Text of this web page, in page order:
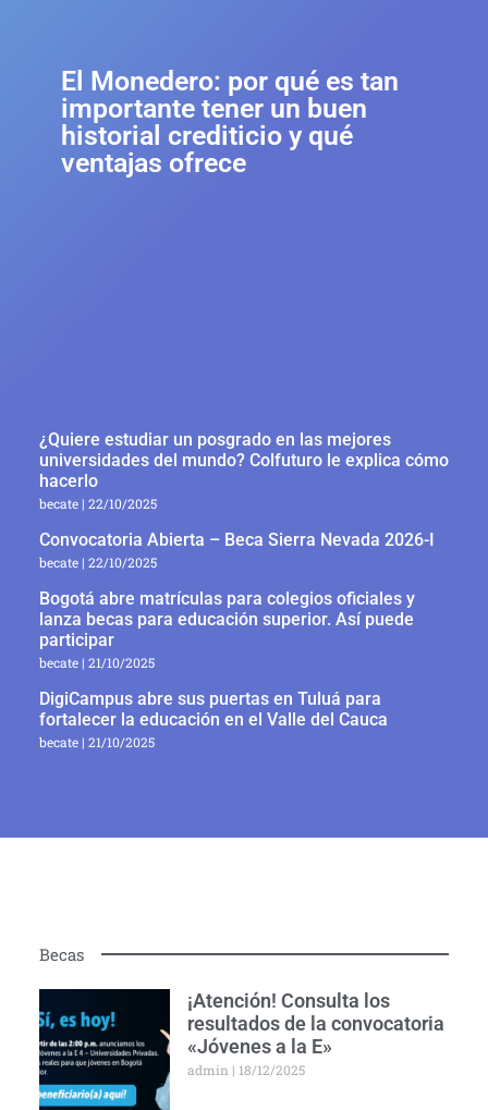
El Monedero: por qué es tan
importante tener un buen
historial crediticio y qué
ventajas ofrece
¿Quiere estudiar un posgrado en las mejores
universidades del mundo? Colfuturo le explica cómo
hacerlo
becate 22/10/2025
Convocatoria Abierta – Beca Sierra Nevada 2026-I
becate 22/10/2025
Bogotá abre matrículas para colegios oficiales y
lanza becas para educación superior. Así puede
participar
becate 21/10/2025
DigiCampus abre sus puertas en Tuluá para
fortalecer la educación en el Valle del Cauca
becate 21/10/2025
Becas
¡Atención! Consulta los
resultados de la convocatoria
«Jóvenes a la E»
admin 18/12/2025